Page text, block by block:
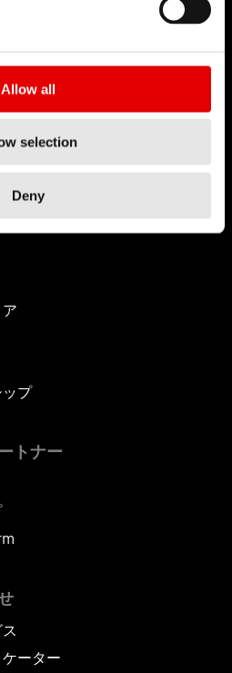
Allow all
selection
Deny
ーバル
プ
ーター
トナー